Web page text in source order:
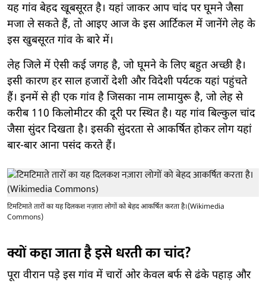
यह गांव बेहद खूबसूरत है। यहां जाकर आप चांद पर घूमने जैसा
मजा ले सकते हैं, तो आइए आज के इस आर्टिकल में जानेंगे लेह के
इस खुबसूरत गांव के बारे में।
लेह जिले में ऐसी कई जगह है, जो घूमने के लिए बहुत अच्छी है।
इसी कारण हर साल हजारों देशी और विदेशी पर्यटक यहां पहुंचते
हैं। इनमें से ही एक गांव है जिसका नाम लामायुरू है, जो लेह से
करीब 110 किलोमीटर की दूरी पर स्थित है। यह गांव बिल्कुल चांद
जैसा सुंदर दिखता है। इसकी सुंदरता से आकर्षित होकर लोग यहां
बार-बार आना पसंद करते हैं।
टिमटिमाते तारों का यह दिलकश नज़ारा लोगों को बेहद आकर्षित करता है।(Wikimedia
Commons)
क्यों कहा जाता है इसे धरती का चांद?
पूरा वीरान पड़े इस गांव में चारों ओर केवल बर्फ से ढंके पहाड़ और